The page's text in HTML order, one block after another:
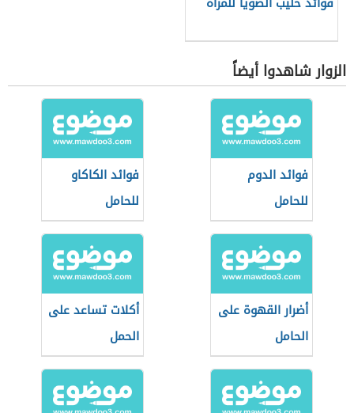
الزوار شاهدوا أيضاً
فوائد الدوم
للحامل
فوائد الكاكاو
للحامل
أضرار القهوة على
الحامل
أكلات تساعد على
الحمل